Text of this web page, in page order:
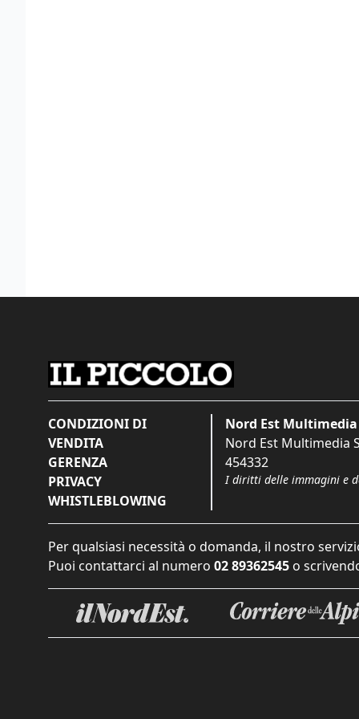
CONDIZIONI DI
VENDITA
GERENZA
PRIVACY
WHISTLEBLOWING
Nord Est Multimedia
Nord Est Multimedia
454332
I diritti delle immagini e
Per qualsiasi necessità o domanda, il nostro
Puoi contattarci al numero 02 89362545 o